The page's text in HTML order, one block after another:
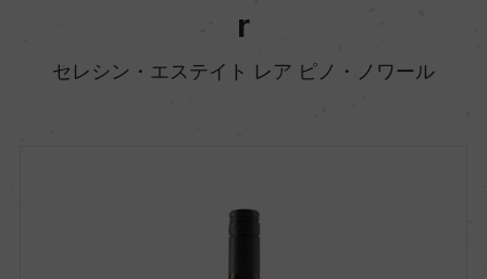
r
セレシン・エステイト レア ピノ・ノワール